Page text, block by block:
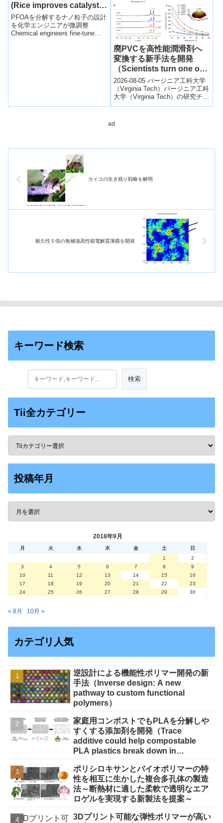
(Rice improves catalyst
that destroys ‘forever
chemicals’ with sunlight)
PFOAを分解するナノ粒子の設計
を化学エンジニアが微調整
Chemical engineers fine-tune
廃PVCを高性能潤滑剤へ
変換する新手法を開発
（Scientists turn one of
the world’s most hated
plastics into premium
lubricant）
2026-08-05 バージニア工科大学
（Virginia Tech）バージニア工科
大学（Virginia Tech）の研究チー
ムは、**ポリ塩化ビニル（PVC...
ad
カイコの生き残り戦略を解明
耐久性５倍の無補強高性能電解質薄膜を開発
キーワード検索
Tii全カテゴリー
投稿年月
2018年9月
月 火 水 木 金 土
日
1
2
3
4 5 6 7 8
9
10
11 12 13 14 15
16
17
18 19 20 21 22
23
24
25 26 27 28 29 30
« 8月 10月 »
カテゴリ人気
逆設計による機能性ポリマー開発の新
手法（Inverse design: A new
pathway to custom functional
polymers）
家庭用コンポストでもPLAを分解しや
すくする添加剤を開発（Trace
additive could help compostable
PLA plastics break down in
ポリシロキサンとバイオポリマーの特
性を相互に生かした複合多孔体の製造
法～断熱材に適した柔軟で透明なエア
ロゲルを実現する新製法を提案～
3Dプリント可能な弾性ポリマーが高い